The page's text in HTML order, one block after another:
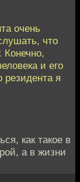
очень
что
и его
я
как такое в
а в жизни